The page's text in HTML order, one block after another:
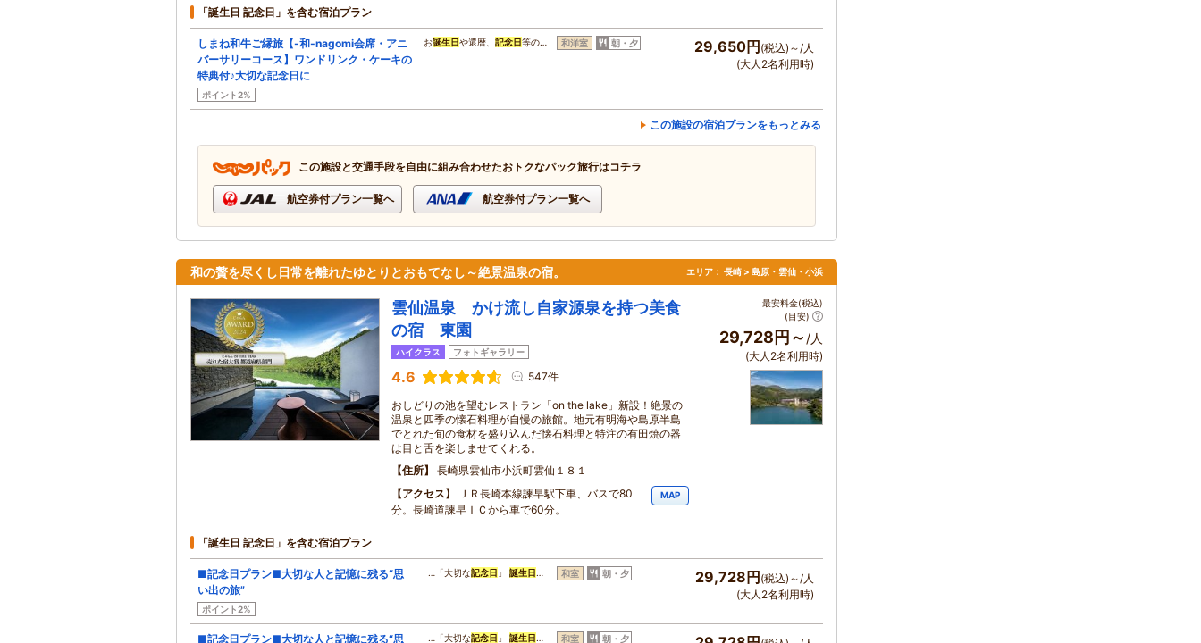
「誕生日 記念日」を含む宿泊プラン
しまね和牛ご縁旅【-和-nagomi会席・アニ
バーサリーコース】ワンドリンク・ケーキの
特典付♪大切な記念日に
ポイント2%
お誕生日や還暦、 記念日等の… 和洋室 朝・夕 29,650円 (税込)～/人
(大人2名利用時)
この施設の宿泊プランをもっとみる
この施設と交通手段を自由に組み合わせたおトクなパック旅行はコチラ
航空券付プラン一覧へ 航空券付プラン一覧へ
和の贅を尽くし日常を離れたゆとりとおもてなし～絶景温泉の宿。 エリア： 長崎 > 島原・雲仙・小浜
雲仙温泉 かけ流し自家源泉を持つ美食
の宿 東園
ハイクラス フォトギャラリー
4.6 547件
おしどりの池を望むレストラン「on the lake」新設！絶景の
温泉と四季の懐石料理が自慢の旅館。地元有明海や島原半島
でとれた旬の食材を盛り込んだ懐石料理と特注の有田焼の器
は目と舌を楽しませてくれる。
住所
長崎県雲仙市小浜町雲仙１８１
アクセス
ＪＲ長崎本線諫早駅下車、バスで80
分。長崎道諫早ＩＣから車で60分。
MAP
最安料金(税込)
(目安)
29,728円～ /人
(大人2名利用時)
「誕生日 記念日」を含む宿泊プラン
■記念日プラン■大切な人と記憶に残る“思
い出の旅”
ポイント2%
…「大切な記念日 」 誕生日… 和室 朝・夕 29,728円 (税込)～/人
(大人2名利用時)
■記念日プラン■大切な人と記憶に残る“思 …「大切な記念日 」 誕生日… 和室 朝・夕